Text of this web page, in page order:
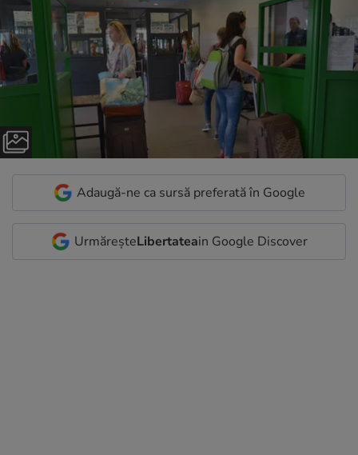
Adaugă-ne ca sursă preferată în Google
UrmăreșteLibertateain Google Discover